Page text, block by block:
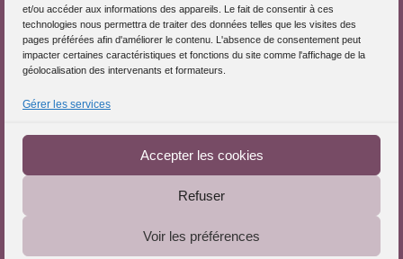
et/ou accéder aux informations des appareils. Le fait de consentir à ces
technologies nous permettra de traiter des données telles que les visites des
pages préférées afin d'améliorer le contenu. L'absence de consentement peut
impacter certaines caractéristiques et fonctions du site comme l'affichage de la
géolocalisation des intervenants et formateurs.
Gérer les services
Accepter les cookies
Refuser
Voir les préférences
S'inscrire dans l'Annuaire
Publiez vos formations
Charte déontologique
Le Portail de l'Analyse des Pratiques © 2025 - Tous droits
Téléchargez le Guide